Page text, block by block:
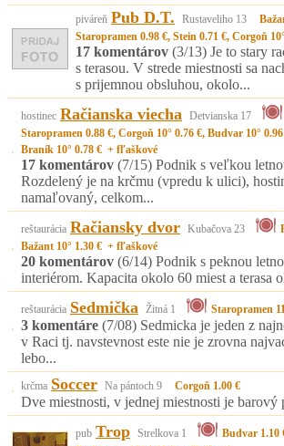
piváreň Pub D.T. Rustaveliho 13
Staropramen 0.98 €, Stein 0.71 €, Corgoň
17 komentárov (3/13) Je to stary
s terasou. V strede miestnosti sa
s prijemnou obsluhou, okolo...
hostinec Račianska viecha Detvianska 17
Staropramen 0.88 €, Corgoň 10° 0.76 €, Budvar 10°
Braník 10° 0.78 € + fľaškové
17 komentárov (7/15) Podnik s veľkou
Rozdelený je na krčmu (vpredu k ulici),
namaľovaný, celkom...
reštaurácia Račiansky dvor Kubačova 23
Bažant 10° 1.30 € + fľaškové
20 komentárov (6/14) Podnik s peknou
interiérom. Kapacita okolo 60 miest a terasa
reštaurácia Sedmička Žitná 1 Staropramen
3 komentáre (7/08) Sedmicka je jeden z
v Raci tj. navstevnost este nie je zrovna
lebo...
krčma Soccer Na pántoch 9 Corgoň 1.00 €
Dve miestnosti, v jednej miestnosti je barový
pub Trop Strelkova 1
Budvar 1.10